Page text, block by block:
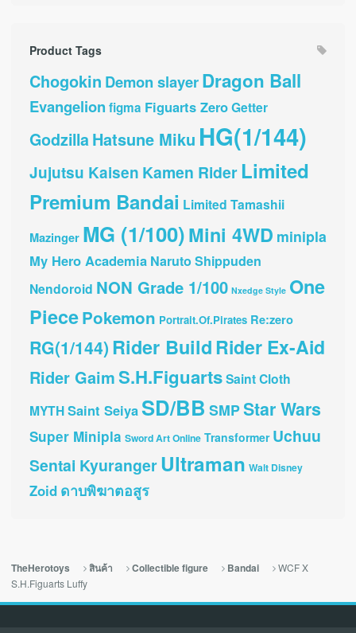
Product Tags
Chogokin Demon slayerDragon Ball
Evangelion figma Figuarts ZeroGetter
Godzilla Hatsune Miku HG(1/144)
Jujutsu Kaisen Kamen Rider Limited
Premium Bandai Limited Tamashii
Mazinger MG (1/100)Mini 4WD minipla
My Hero Academia Naruto Shippuden
Nendoroid NON Grade 1/100 Nxedge Style One
PiecePokemon Portrait.Of.Pirates Re:zero
RG(1/144)Rider BuildRider Ex-Aid
Rider GaimS.H.FiguartsSaint Cloth
MYTHSaint SeiyaSD/BB SMPStar Wars
Super Minipla Sword Art Online Transformer Uchuu
Sentai KyurangerUltraman Walt Disney
Zoid ดาบพิฆาตอสูร
TheHerotoys สินค้า Collectible figure Bandai
WCF X
S.H.Figuarts Luffy